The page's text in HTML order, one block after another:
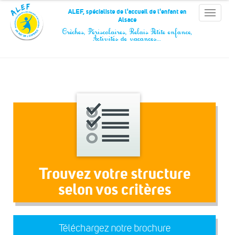
Panneau de gestion des cookies
Toggle
ALEF, spécialiste de l'accueil de l'enfant en
Alsace
Crèches, Périscolaires, Relais Petite enfance,
Activités de vacances…
Trouvez votre structure
selon vos critères
Téléchargez notre brochure